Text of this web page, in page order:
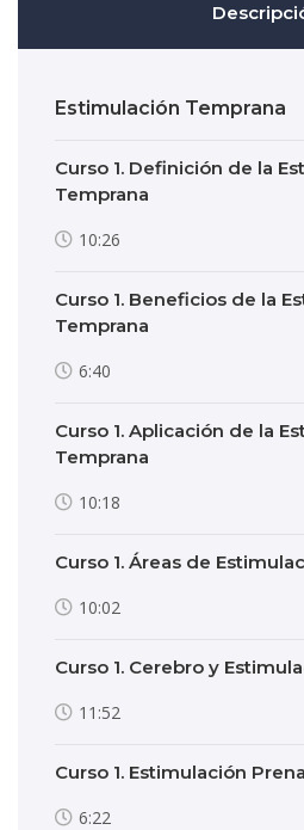
Estimulación Temprana
Curso 1. Definición de la
Temprana
10:26
Curso 1. Beneficios de la
Temprana
6:40
Curso 1. Aplicación de la
Temprana
10:18
Curso 1. Áreas de
10:02
Curso 1. Cerebro y
11:52
Curso 1. Estimulación
6:22